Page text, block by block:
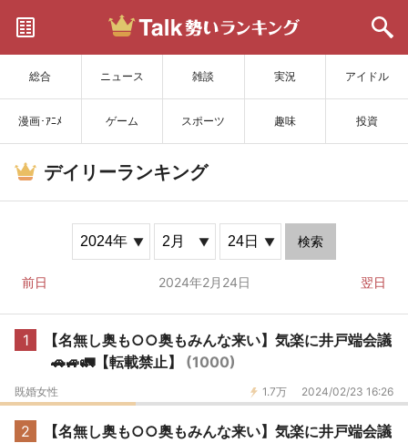
総合 ニュース 雑談 実況 アイドル
漫画･ｱﾆﾒ ゲーム スポーツ 趣味 投資
サイトを更新
デイリーランキング
検索
前日 2024年2月24日 翌日
1
【名無し奥も○○奥もみんな来い】気楽に井戸端会議
🚗🚙🚛【転載禁止】 (1000)
1.7万 2024/02/23 16:26
既婚女性
2
【名無し奥も○○奥もみんな来い】気楽に井戸端会議